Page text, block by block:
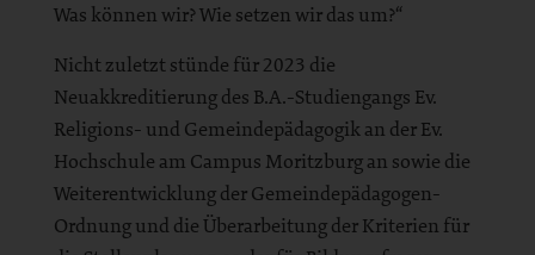
Was können wir? Wie setzen wir das um?“
Nicht zuletzt stünde für 2023 die
Neuakkreditierung des B.A.-Studiengangs Ev.
Religions- und Gemeindepädagogik an der Ev.
Hochschule am Campus Moritzburg an sowie die
Weiterentwicklung der Gemeindepädagogen-
Ordnung und die Überarbeitung der Kriterien für